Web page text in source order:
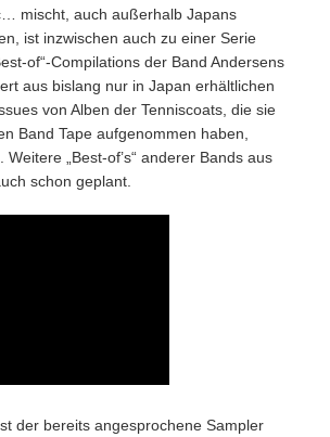
mischt, auch außerhalb Japans
ist inzwischen auch zu einer Serie
of“-Compilations der Band Andersens
aus bislang nur in Japan erhältlichen
von Alben der Tenniscoats, die sie
Band Tape aufgenommen haben,
„Best-of’s“ anderer Bands aus
schon geplant.
der bereits angesprochene Sampler